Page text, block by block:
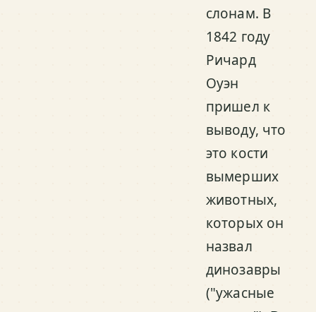
слонам. В
1842 году
Ричард
Оуэн
пришел к
выводу, что
это кости
вымерших
животных,
которых он
назвал
динозавры
("ужасные